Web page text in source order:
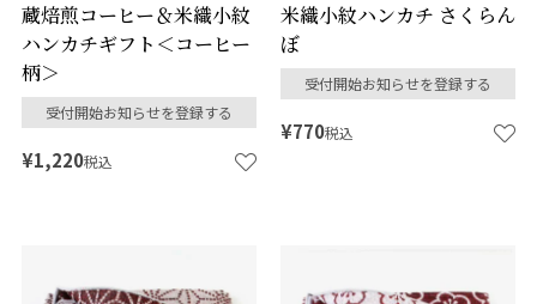
蔵焙煎コーヒー＆米織小紋
ハンカチギフト＜コーヒー
柄＞
受付開始お知らせを登録する
¥1,220税込
米織小紋ハンカチ さくらん
ぼ
受付開始お知らせを登録する
¥770税込